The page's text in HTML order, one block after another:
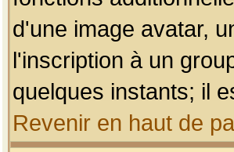
d'une image avatar,
l'inscription à un
quelques instants; il
Revenir en haut de